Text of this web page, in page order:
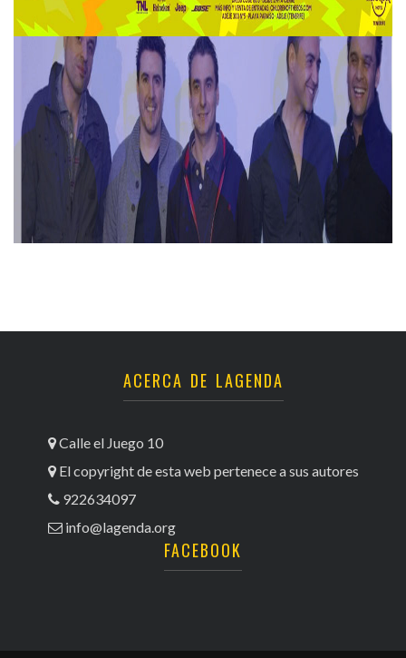
ACERCA DE LAGENDA
Calle el Juego 10
El copyright de esta web pertenece a sus autores
922634097
info@lagenda.org
FACEBOOK